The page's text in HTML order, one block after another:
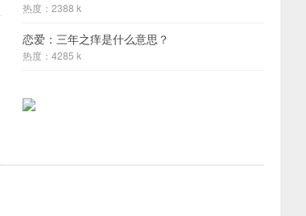
热度：2388 k
恋爱：三年之痒是什么意思？
热度：4285 k